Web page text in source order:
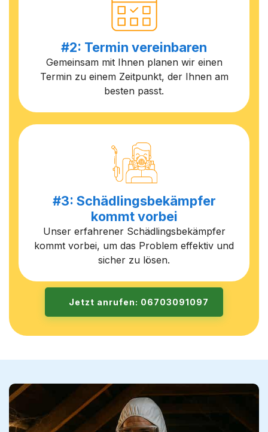
#2: Termin vereinbaren
Gemeinsam mit Ihnen planen wir einen
Termin zu einem Zeitpunkt, der Ihnen am
besten passt.
#3: Schädlingsbekämpfer
kommt vorbei
Unser erfahrener Schädlingsbekämpfer
kommt vorbei, um das Problem effektiv und
sicher zu lösen.
Jetzt anrufen: 06703091097